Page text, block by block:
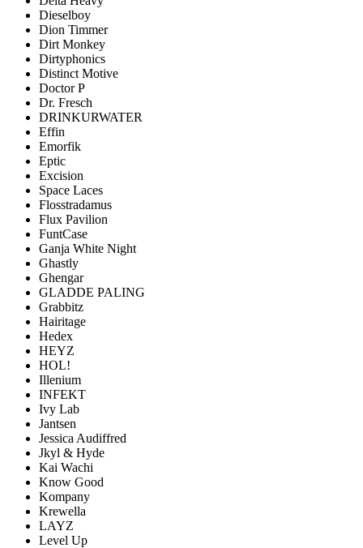
Dieselboy
Dion Timmer
Dirt Monkey
Dirtyphonics
Distinct Motive
Doctor P
Dr. Fresch
DRINKURWATER
Effin
Emorfik
Eptic
Excision
Space Laces
Flosstradamus
Flux Pavilion
FuntCase
Ganja White Night
Ghastly
Ghengar
GLADDE PALING
Grabbitz
Hairitage
Hedex
HEYZ
HOL!
Illenium
INFEKT
Ivy Lab
Jantsen
Jessica Audiffred
Jkyl & Hyde
Kai Wachi
Know Good
Kompany
Krewella
LAYZ
Level Up